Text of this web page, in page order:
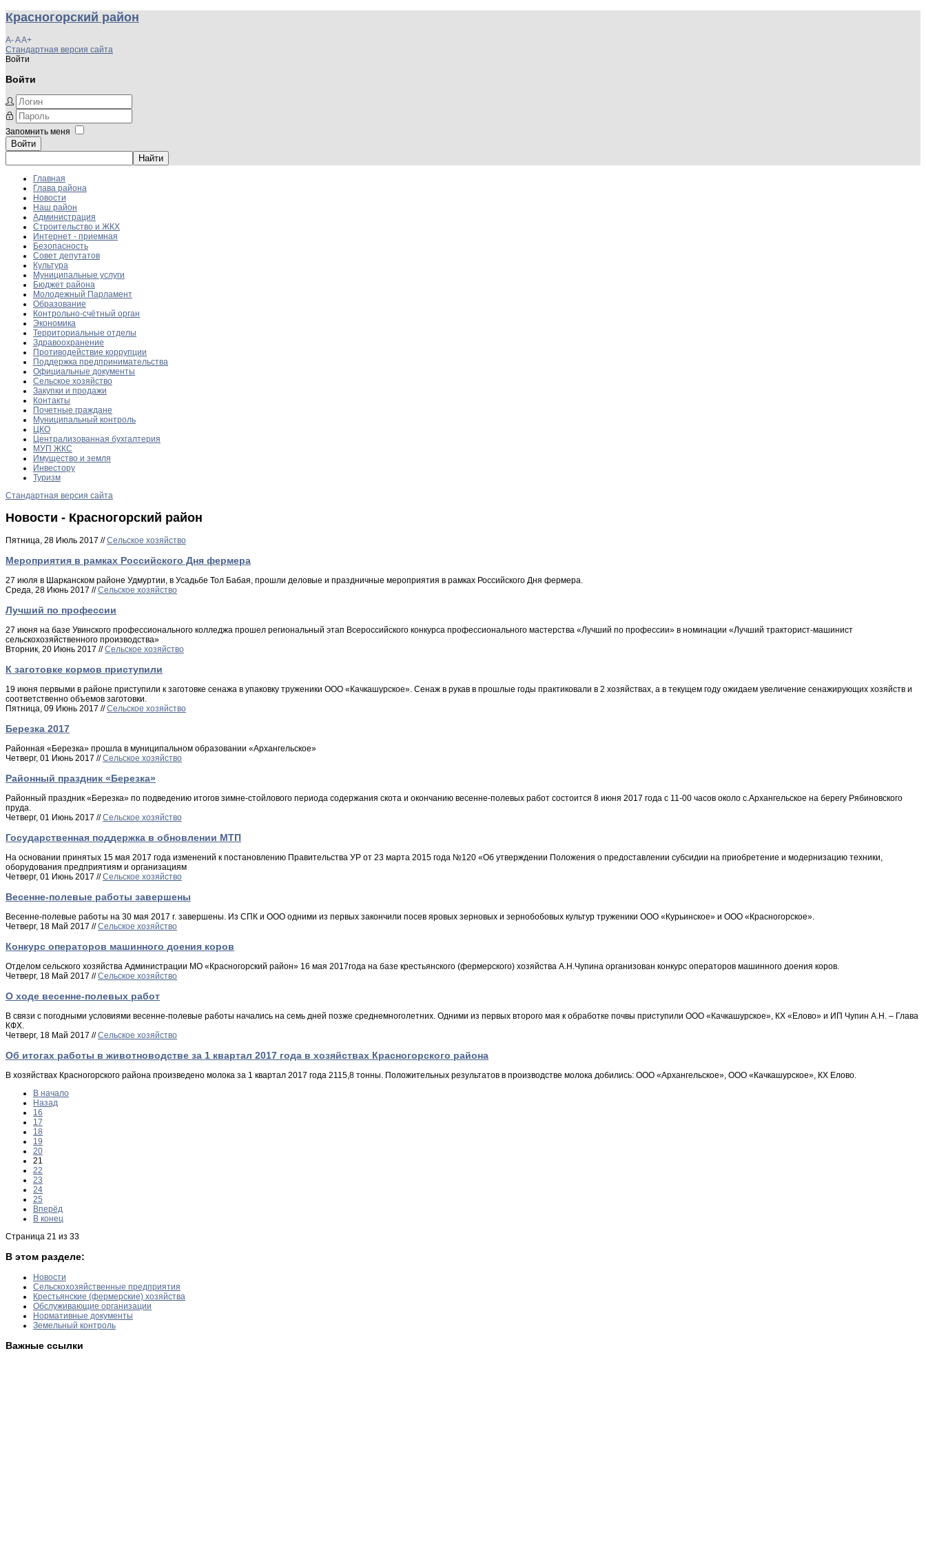
Красногорский район
A-AA+
Стандартная версия сайта
Войти
Войти
Запомнить меня
Войти
Главная
Глава района
Новости
Наш район
Администрация
Строительство и ЖКХ
Интернет - приемная
Безопасность
Совет депутатов
Культура
Муниципальные услуги
Бюджет района
Молодежный Парламент
Образование
Контрольно-счётный орган
Экономика
Территориальные отделы
Здравоохранение
Противодействие коррупции
Поддержка предпринимательства
Официальные документы
Сельское хозяйство
Закупки и продажи
Контакты
Почетные граждане
Муниципальный контроль
ЦКО
Централизованная бухгалтерия
МУП ЖКС
Имущество и земля
Инвестору
Туризм
Стандартная версия сайта
Новости - Красногорский район
Пятница, 28 Июль 2017 //Сельское хозяйство
Мероприятия в рамках Российского Дня фермера
27 июля в Шарканском районе Удмуртии, в Усадьбе Тол Бабая, прошли деловые и праздничные мероприятия в рамках Российского Дня фермера.
Среда, 28 Июнь 2017 //Сельское хозяйство
Лучший по профессии
27 июня на базе Увинского профессионального колледжа прошел региональный этап Всероссийского конкурса профессионального мастерства «Лучший по профессии» в номинации «Лучший тракторист-машинист
сельскохозяйственного производства»
Вторник, 20 Июнь 2017 //Сельское хозяйство
К заготовке кормов приступили
19 июня первыми в районе приступили к заготовке сенажа в упаковку труженики ООО «Качкашурское». Сенаж в рукав в прошлые годы практиковали в 2 хозяйствах, а в текущем году ожидаем увеличение сенажирующих хозяйств и
соответственно объемов заготовки.
Пятница, 09 Июнь 2017 //Сельское хозяйство
Березка 2017
Районная «Березка» прошла в муниципальном образовании «Архангельское»
Четверг, 01 Июнь 2017 //Сельское хозяйство
Районный праздник «Березка»
Районный праздник «Березка» по подведению итогов зимне-стойлового периода содержания скота и окончанию весенне-полевых работ состоится 8 июня 2017 года с 11-00 часов около с.Архангельское на берегу Рябиновского
пруда.
Четверг, 01 Июнь 2017 //Сельское хозяйство
Государственная поддержка в обновлении МТП
На основании принятых 15 мая 2017 года изменений к постановлению Правительства УР от 23 марта 2015 года №120 «Об утверждении Положения о предоставлении субсидии на приобретение и модернизацию техники,
оборудования предприятиям и организациям
Четверг, 01 Июнь 2017 //Сельское хозяйство
Весенне-полевые работы завершены
Весенне-полевые работы на 30 мая 2017 г. завершены. Из СПК и ООО одними из первых закончили посев яровых зерновых и зернобобовых культур труженики ООО «Курьинское» и ООО «Красногорское».
Четверг, 18 Май 2017 //Сельское хозяйство
Конкурс операторов машинного доения коров
Отделом сельского хозяйства Администрации МО «Красногорский район» 16 мая 2017года на базе крестьянского (фермерского) хозяйства А.Н.Чупина организован конкурс операторов машинного доения коров.
Четверг, 18 Май 2017 //Сельское хозяйство
О ходе весенне-полевых работ
В связи с погодными условиями весенне-полевые работы начались на семь дней позже среднемноголетних. Одними из первых второго мая к обработке почвы приступили ООО «Качкашурское», КХ «Елово» и ИП Чупин А.Н. – Глава
КФХ.
Четверг, 18 Май 2017 //Сельское хозяйство
Об итогах работы в животноводстве за 1 квартал 2017 года в хозяйствах Красногорского района
В хозяйствах Красногорского района произведено молока за 1 квартал 2017 года 2115,8 тонны. Положительных результатов в производстве молока добились: ООО «Архангельское», ООО «Качкашурское», КХ Елово.
В начало
Назад
16
17
18
19
20
21
22
23
24
25
Вперёд
В конец
Страница 21 из 33
В этом разделе:
Новости
Сельскохозяйственные предприятия
Крестьянские (фермерские) хозяйства
Обслуживающие организации
Нормативные документы
Земельный контроль
Важные ссылки